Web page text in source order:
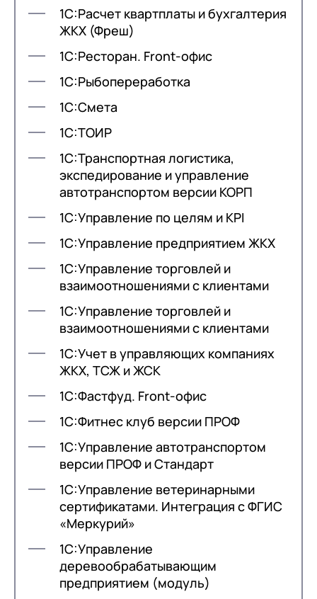
1С:Расчет квартплаты и бухгалтерия
ЖКХ (Фреш)
1С:Ресторан. Front-офис
1С:Рыбопереработка
1С:Смета
1С:ТОИР
1С:Транспортная логистика,
экспедирование и управление
автотранспортом версии КОРП
1С:Управление по целям и KPI
1С:Управление предприятием ЖКХ
1С:Управление торговлей и
взаимоотношениями с клиентами
1С:Управление торговлей и
взаимоотношениями с клиентами
1С:Учет в управляющих компаниях
ЖКХ, ТСЖ и ЖСК
1С:Фастфуд. Front-офис
1С:Фитнес клуб версии ПРОФ
1С:Управление автотранспортом
версии ПРОФ и Стандарт
1С:Управление ветеринарными
сертификатами. Интеграция с ФГИС
«Меркурий»
1С:Управление
деревообрабатывающим
предприятием (модуль)